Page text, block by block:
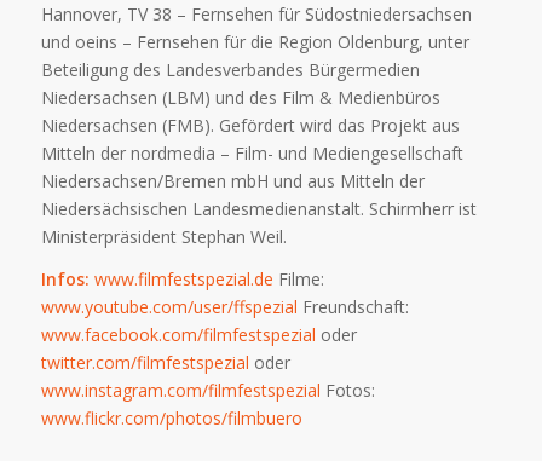
Hannover, TV 38 – Fernsehen für Südostniedersachsen
und oeins – Fernsehen für die Region Oldenburg, unter
Beteiligung des Landesverbandes Bürgermedien
Niedersachsen (LBM) und des Film & Medienbüros
Niedersachsen (FMB). Gefördert wird das Projekt aus
Mitteln der nordmedia – Film- und Mediengesellschaft
Niedersachsen/Bremen mbH und aus Mitteln der
Niedersächsischen Landesmedienanstalt. Schirmherr ist
Ministerpräsident Stephan Weil.
Infos: www.filmfestspezial.de Filme:
www.youtube.com/user/ffspezial Freundschaft:
www.facebook.com/filmfestspezial oder
twitter.com/filmfestspezial oder
www.instagram.com/filmfestspezial Fotos:
www.flickr.com/photos/filmbuero